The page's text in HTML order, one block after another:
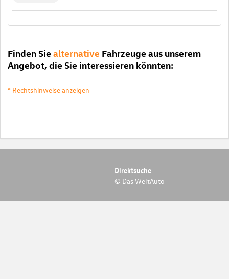
Finden Sie alternative Fahrzeuge aus unserem
Angebot, die Sie interessieren könnten:
* Rechtshinweise anzeigen
Direktsuche
© Das WeltAuto